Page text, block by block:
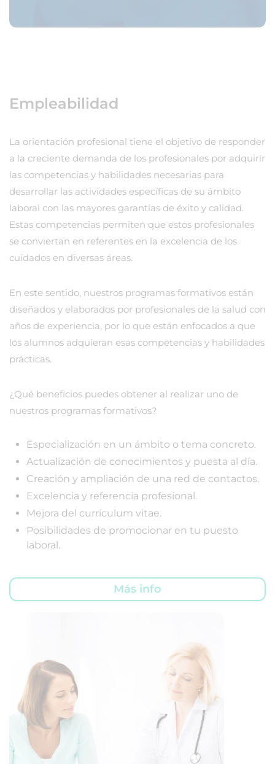
Empleabilidad
La orientación profesional tiene el objetivo de responder
a la creciente demanda de los profesionales por adquirir
las competencias y habilidades necesarias para
desarrollar las actividades específicas de su ámbito
laboral con las mayores garantías de éxito y calidad.
Estas competencias permiten que estos profesionales
se conviertan en referentes en la excelencia de los
cuidados en diversas áreas.
En este sentido, nuestros programas formativos están
diseñados y elaborados por profesionales de la salud con
años de experiencia, por lo que están enfocados a que
los alumnos adquieran esas competencias y habilidades
prácticas.
¿Qué beneficios puedes obtener al realizar uno de
nuestros programas formativos?
Especialización en un ámbito o tema concreto.
Actualización de conocimientos y puesta al día.
Creación y ampliación de una red de contactos.
Excelencia y referencia profesional.
Mejora del currículum vitae.
Posibilidades de promocionar en tu puesto
laboral.
Más info